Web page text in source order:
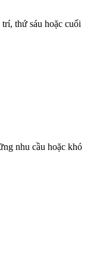
thứ sáu hoặc cuối
nhu cầu hoặc khó